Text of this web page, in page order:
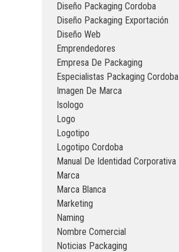
Diseño Packaging Cordoba
Diseño Packaging Exportación
Diseño Web
Emprendedores
Empresa De Packaging
Especialistas Packaging Cordoba
Imagen De Marca
Isologo
Logo
Logotipo
Logotipo Cordoba
Manual De Identidad Corporativa
Marca
Marca Blanca
Marketing
Naming
Nombre Comercial
Noticias Packaging